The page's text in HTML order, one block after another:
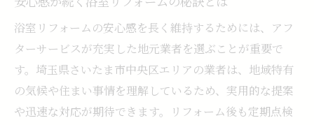
浴室リフォームの安心感を長く維持するためには、アフ
ターサービスが充実した地元業者を選ぶことが重要で
す。埼玉県さいたま市中央区エリアの業者は、地域特有
の気候や住まい事情を理解しているため、実用的な提案
や迅速な対応が期待できます。リフォーム後も定期点検